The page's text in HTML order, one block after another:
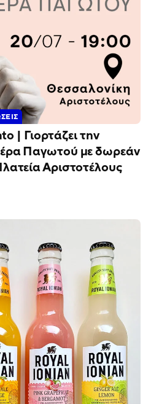
| Γιορτάζει την
Παγωτού με δωρεάν
Αριστοτέλους